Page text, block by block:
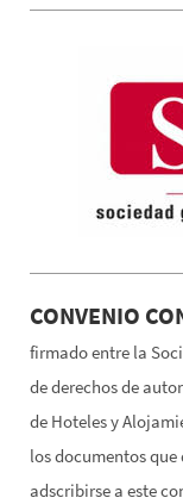
CONVENIO
firmado entre la
de derechos de
de Hoteles y
los documentos
adscribirse a este